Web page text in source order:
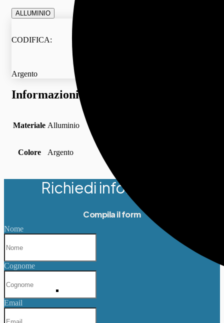
ALLUMINIO
CODIFICA:
Argento
Informazioni aggiuntive
Materiale Alluminio
Colore Argento
Richiedi informazioni
Compila il form
Nome
Cognome
Email